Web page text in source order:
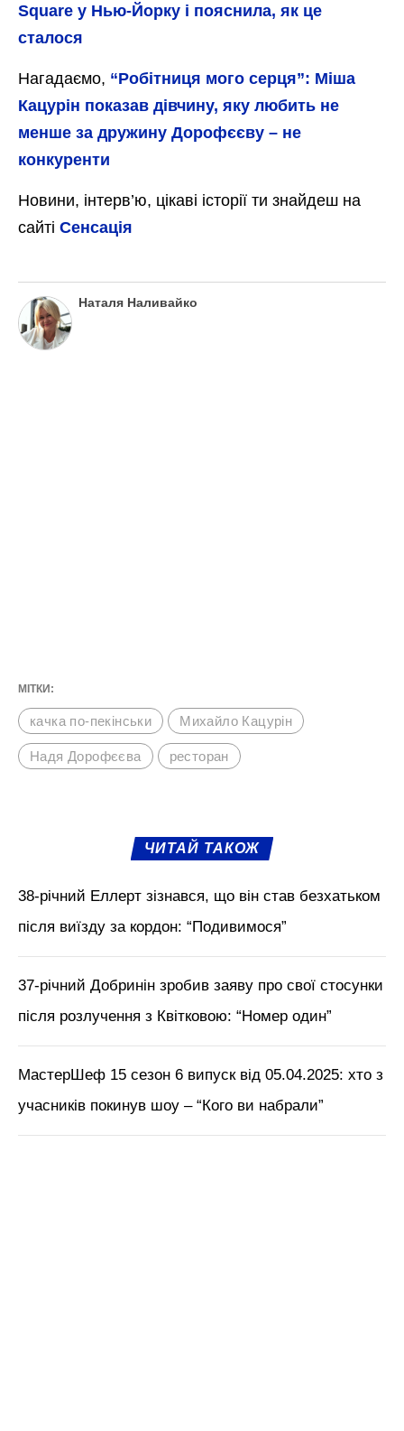
Square у Нью-Йорку і пояснила, як це
сталося
Нагадаємо, “Робітниця мого серця”: Міша
Кацурін показав дівчину, яку любить не
менше за дружину Дорофєєву – не
конкуренти
Новини, інтерв’ю, цікаві історії ти знайдеш на
сайті Сенсація
Наталя Наливайко
МІТКИ:
качка по-пекінськи Михайло Кацурін
Надя Дорофєєва ресторан
ЧИТАЙ ТАКОЖ
38-річний Еллерт зізнався, що він став безхатьком
після виїзду за кордон: “Подивимося”
37-річний Добринін зробив заяву про свої стосунки
після розлучення з Квітковою: “Номер один”
МастерШеф 15 сезон 6 випуск від 05.04.2025: хто з
учасників покинув шоу – “Кого ви набрали”